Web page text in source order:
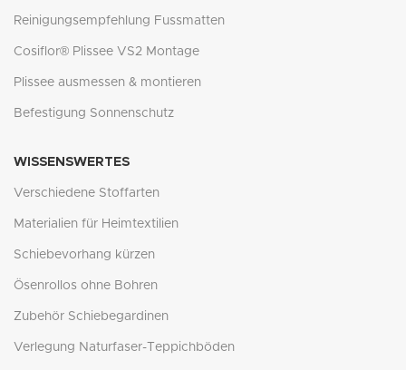
Reinigungsempfehlung Fussmatten
Cosiflor® Plissee VS2 Montage
Plissee ausmessen & montieren
Befestigung Sonnenschutz
WISSENSWERTES
Verschiedene Stoffarten
Materialien für Heimtextilien
Schiebevorhang kürzen
Ösenrollos ohne Bohren
Zubehör Schiebegardinen
Verlegung Naturfaser-Teppichböden